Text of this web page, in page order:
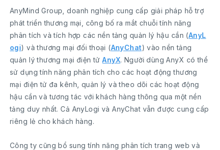
AnyMind Group, doanh nghiệp cung cấp giải pháp hỗ trợ
phát triển thương mại, công bố ra mắt chuỗi tính năng
phân tích và tích hợp các nền tảng quản lý hậu cần (AnyL
ogi) và thương mại đối thoại (AnyChat) vào nền tảng
quản lý thương mại điện tửAnyX. Người dùng AnyX có thể
sử dụng tính năng phân tích cho các hoạt động thương
mại điện tử đa kênh, quản lý và theo dõi các hoạt động
hậu cần và tương tác với khách hàng thông qua một nền
tảng duy nhất. Cả AnyLogi và AnyChat vẫn được cung cấp
riêng lẻ cho khách hàng.
Công ty cũng bổ sung tính năng phân tích trang web và